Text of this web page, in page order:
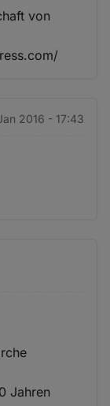
von
2016 - 17:43
Jahren